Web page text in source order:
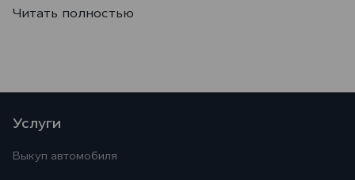
Читать полностью
Услуги
Выкуп автомобиля